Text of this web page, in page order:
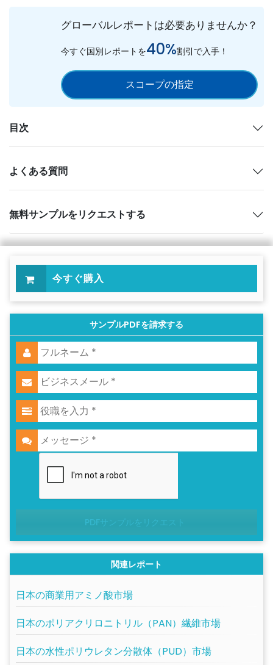
グローバルレポートは必要ありませんか？
今すぐ国別レポートを40%割引で入手！
スコープの指定
目次
よくある質問
無料サンプルをリクエストする
今すぐ購入
サンプルPDFを請求する
PDFサンプルをリクエスト
関連レポート
日本の商業用アミノ酸市場
日本のポリアクリロニトリル（PAN）繊維市場
日本の水性ポリウレタン分散体（PUD）市場